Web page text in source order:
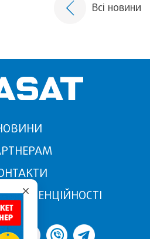
Всі новини